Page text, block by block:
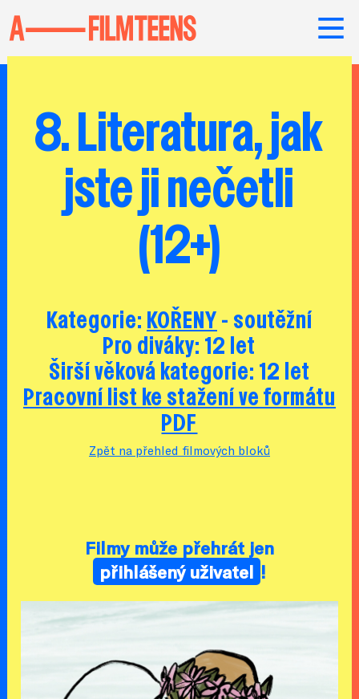
8. Literatura, jak
jste ji nečetli
(12+)
Kategorie: KOŘENY - soutěžní
Pro diváky: 12 let
Širší věková kategorie: 12 let
Pracovní list ke stažení ve formátu
PDF
Zpět na přehled filmových bloků
Filmy může přehrát jen
přihlášený uživatel !